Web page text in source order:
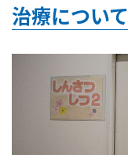
治療について